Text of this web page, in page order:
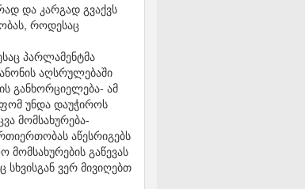
და კარგად გვაქვს
როდესაც
პარლამენტმა
აღსრულებაში
განხორციელება- ამ
უნდა დაუჭიროს
მომსახურება-
აწესრიგებს
გაწევას
ვერ მივიღებთ